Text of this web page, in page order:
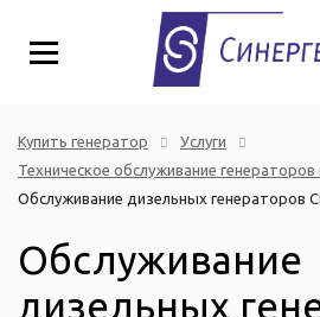
Купить генератор
Услуги
Техническое обслуживание генераторов
Обслуживание дизельных генераторов
Обслуживание
дизельных